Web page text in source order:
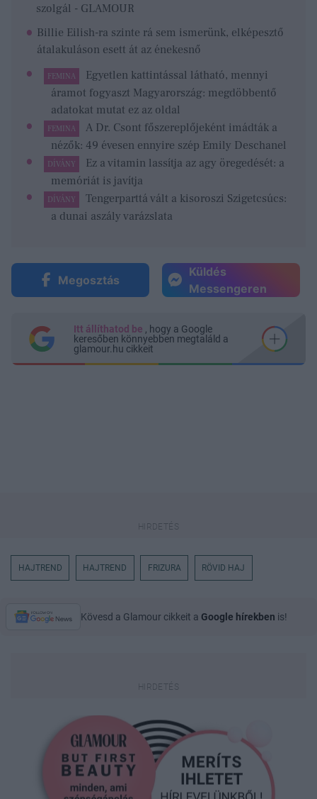
szolgál - GLAMOUR
Billie Eilish-ra szinte rá sem ismerünk, elképesztő
átalakuláson esett át az énekesnő
FEMINA
Egyetlen kattintással látható, mennyi
áramot fogyaszt Magyarország: megdöbbentő
adatokat mutat ez az oldal
FEMINA
A Dr. Csont főszereplőjeként imádták a
nézők: 49 évesen ennyire szép Emily Deschanel
DÍVÁNY
Ez a vitamin lassítja az agy öregedését: a
memóriát is javítja
DÍVÁNY
Tengerparttá vált a kisoroszi Szigetcsúcs:
a dunai aszály varázslata
Megosztás
Küldés
Messengeren
Itt állíthatod be , hogy a Google
keresőben könnyebben megtaláld a
glamour.hu cikkeit
HAJTREND HAJTREND FRIZURA RÖVID HAJ
Kövesd a Glamour cikkeit a Google hírekben is!